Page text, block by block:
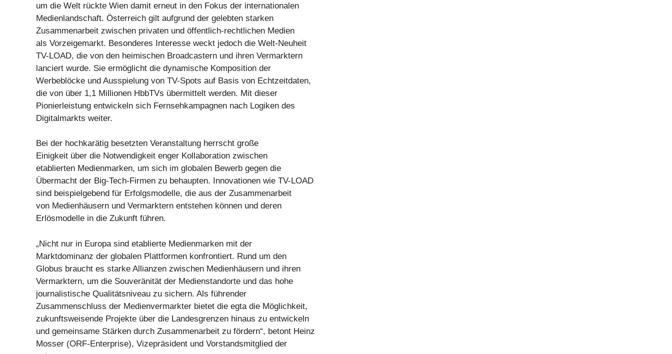
um die Welt rückte Wien damit erneut in den Fokus der internationalen
Medienlandschaft. Österreich gilt aufgrund der gelebten starken
Zusammenarbeit zwischen privaten und öffentlich-rechtlichen Medien
als Vorzeigemarkt. Besonderes Interesse weckt jedoch die Welt-Neuheit
TV-LOAD, die von den heimischen Broadcastern und ihren Vermarktern
lanciert wurde. Sie ermöglicht die dynamische Komposition der
Werbeblöcke und Ausspielung von TV-Spots auf Basis von Echtzeitdaten,
die von über 1,1 Millionen HbbTVs übermittelt werden. Mit dieser
Pionierleistung entwickeln sich Fernsehkampagnen nach Logiken des
Digitalmarkts weiter.
Bei der hochkarätig besetzten Veranstaltung herrscht große
Einigkeit über die Notwendigkeit enger Kollaboration zwischen
etablierten Medienmarken, um sich im globalen Bewerb gegen die
Übermacht der Big-Tech-Firmen zu behaupten. Innovationen wie TV-LOAD
sind beispielgebend für Erfolgsmodelle, die aus der Zusammenarbeit
von Medienhäusern und Vermarktern entstehen können und deren
Erlösmodelle in die Zukunft führen.
„Nicht nur in Europa sind etablierte Medienmarken mit der
Marktdominanz der globalen Plattformen konfrontiert. Rund um den
Globus braucht es starke Allianzen zwischen Medienhäusern und ihren
Vermarktern, um die Souveränität der Medienstandorte und das hohe
journalistische Qualitätsniveau zu sichern. Als führender
Zusammenschluss der Medienvermarkter bietet die egta die Möglichkeit,
zukunftsweisende Projekte über die Landesgrenzen hinaus zu entwickeln
und gemeinsame Stärken durch Zusammenarbeit zu fördern“, betont Heinz
Mosser (ORF-Enterprise), Vizepräsident und Vorstandsmitglied der